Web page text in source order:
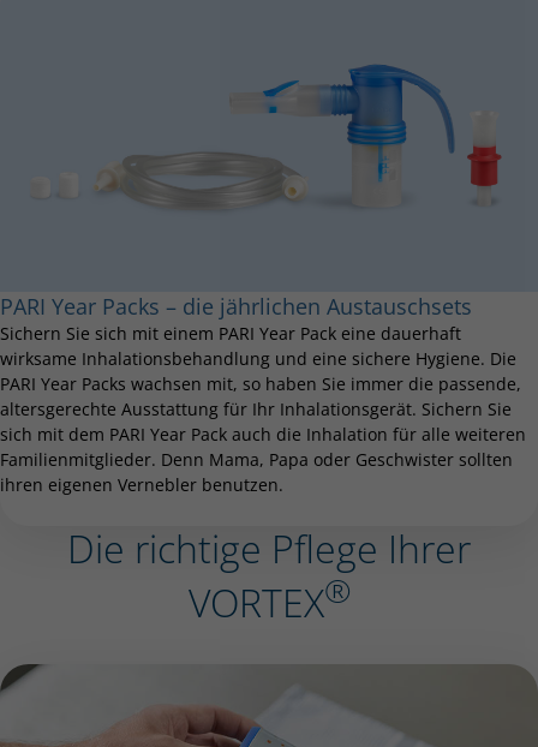
PARI Year Packs – die jährlichen Austauschsets
Sichern Sie sich mit einem PARI Year Pack eine dauerhaft
wirksame Inhalationsbehandlung und eine sichere Hygiene. Die
PARI Year Packs wachsen mit, so haben Sie immer die passende,
altersgerechte Ausstattung für Ihr Inhalationsgerät. Sichern Sie
sich mit dem PARI Year Pack auch die Inhalation für alle weiteren
Familienmitglieder. Denn Mama, Papa oder Geschwister sollten
ihren eigenen Vernebler benutzen.
Die richtige Pflege Ihrer
VORTEX®